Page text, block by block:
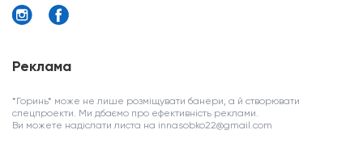
Реклама
*Горинь* може не лише розміщувати банери, а й створювати
спецпроекти. Ми дбаємо про ефективність реклами.
Ви можете надіслати листа на innasobko22@gmail.com